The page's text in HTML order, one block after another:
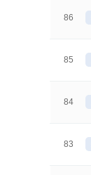
86
85
84
83